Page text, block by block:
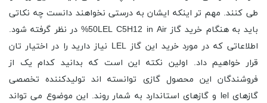
طی کنند. مهم تر اینکه ایشان به درستی نخواهند دانست چه نکاتی
باید به هنگام خرید گاز 50LEL C5H12 in Air% در نظر گرفته شود.
اطلاعاتی که در مورد خرید این گاز LEL نیاز دارید را در اختیار تان
قرار خواهیم داد. اولین نکته این است که بدانید کدام یک از
فروشندگان این محصول گازی توانسته اند تولیدکننده تخصصی
گازهای lel و گازهای استاندارد به شمار روند. این موضوع می تواند